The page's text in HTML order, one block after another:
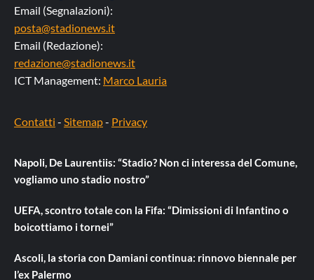
Email (Segnalazioni):
posta@stadionews.it
Email (Redazione):
redazione@stadionews.it
ICT Management: Marco Lauria
Contatti - Sitemap- Privacy
Napoli, De Laurentiis: “Stadio? Non ci interessa del Comune,
vogliamo uno stadio nostro”
UEFA, scontro totale con la Fifa: “Dimissioni di Infantino o
boicottiamo i tornei”
Ascoli, la storia con Damiani continua: rinnovo biennale per
l’ex Palermo